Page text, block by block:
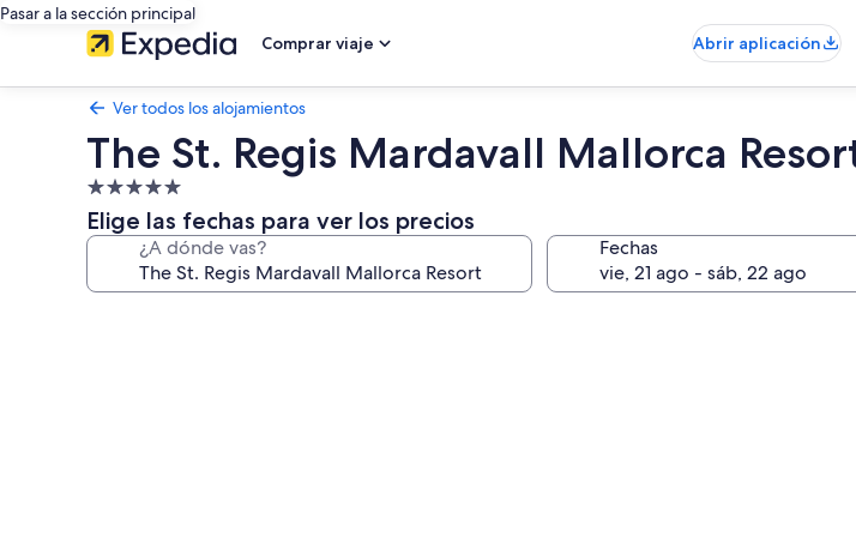
Pasar a la sección principal
Comprar viaje
Abrir aplicación
Ver todos los alojamientos
The St. Regis Mardavall Mallorca
Alojamiento
de
5.0 estrellas
Elige las fechas para ver los precios
¿A dónde vas? Fechas